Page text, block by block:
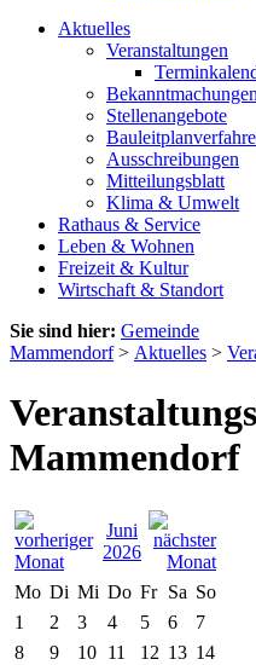
Aktuelles
Veranstaltungen
Bekanntmachungen
Stellenangebote
Ausschreibungen
Mitteilungsblatt
Klima & Umwelt
Rathaus & Service
Leben & Wohnen
Freizeit & Kultur
Wirtschaft & Standort
Sie sind hier: Gemeinde
Mammendorf> Aktuelles >
Mammendorf
Juni
2026
Mo Di Mi Do Fr Sa So
1
2 3 4 5 6
7
8
9 10 11 12 13 14